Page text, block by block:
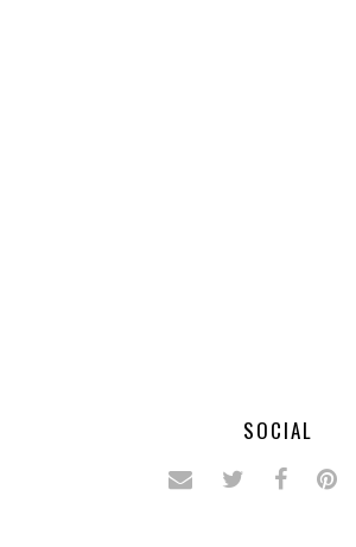
SOCIAL